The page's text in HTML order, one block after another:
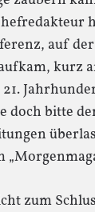
auf
kurz
doch bitte
zum